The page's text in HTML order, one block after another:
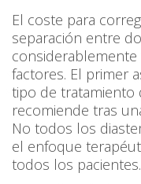
El coste para
separación entre
factores. El primer
tipo de
recomiende tras
No todos los
el enfoque
todos los pacientes.